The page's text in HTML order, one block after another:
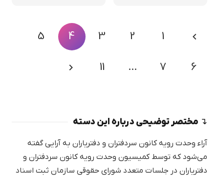
1
2
3
4
5
6
7
…
11
↴ مختصر توضیحی درباره این دسته
آراء وحدت رویه کانون سردفتران و دفتریاران به آرایی گفته
می‌شود که توسط کمیسیون وحدت رویه کانون سردفتران و
دفتریاران در جلسات متعدد شورای حقوقی سازمان ثبت اسناد